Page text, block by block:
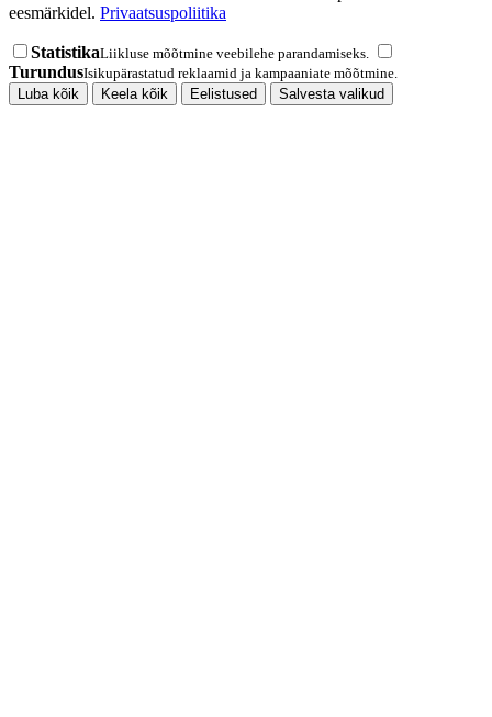
eesmärkidel. Privaatsuspoliitika
StatistikaLiikluse mõõtmine veebilehe parandamiseks.
TurundusIsikupärastatud reklaamid ja kampaaniate mõõtmine.
Luba kõik
Keela kõik Eelistused Salvesta valikud